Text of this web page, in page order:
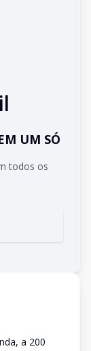
UM SÓ
todos os
a 200